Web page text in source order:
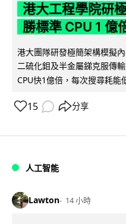
港大工程學院研
勝標準 CPU 1 億
港大團隊研發極簡架構模擬
二硫化鉬及半金屬銻克服傳
CPU快1億倍，每次搜尋耗能
15 分享
人工智能
Lawton 14 小時